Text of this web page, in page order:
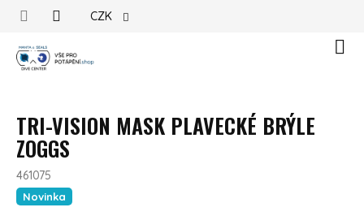
CZK
TRI-VISION MASK PLAVECKÉ BRÝLE
ZOGGS
461075
Novinka